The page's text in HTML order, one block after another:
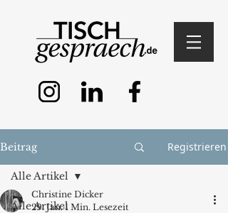
Beitrag Registrieren
Alle Artikel
Alle Artikel
Christine Dicker
29. Jan. 1 Min. Lesezeit